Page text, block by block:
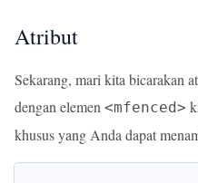
Atribut
Sekarang, mari kita bicarakan
dengan elemen <mfenced>
khusus yang Anda dapat